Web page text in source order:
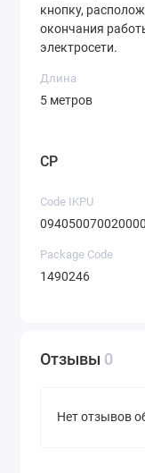
кнопку,
окончания
электросети.
Длина
5 метров
CP
Code IKPU
Package Code
1490246
Отзывы 0
Нет отзывов